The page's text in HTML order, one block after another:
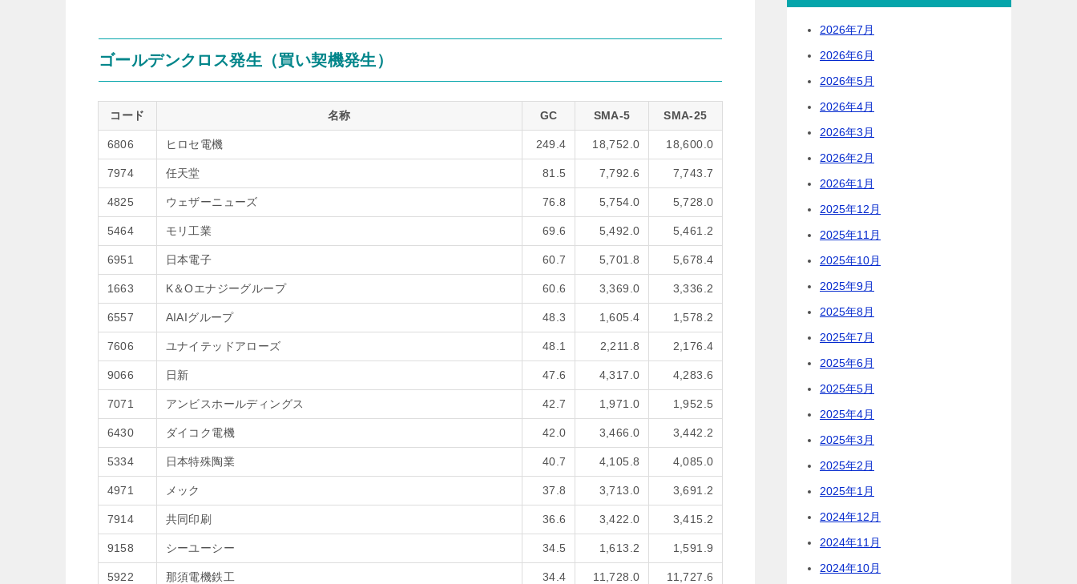
ゴールデンクロス発生（買い契機発生）
コード 名称 GC SMA-5 SMA-25
6806 ヒロセ電機 249.4 18,752.0 18,600.0
7974 任天堂 81.5 7,792.6 7,743.7
4825 ウェザーニューズ 76.8 5,754.0 5,728.0
5464 モリ工業 69.6 5,492.0 5,461.2
6951 日本電子 60.7 5,701.8 5,678.4
1663 K＆Oエナジーグループ 60.6 3,369.0 3,336.2
6557 AIAIグループ 48.3 1,605.4 1,578.2
7606 ユナイテッドアローズ 48.1 2,211.8 2,176.4
9066 日新 47.6 4,317.0 4,283.6
7071 アンビスホールディングス 42.7 1,971.0 1,952.5
6430 ダイコク電機 42.0 3,466.0 3,442.2
5334 日本特殊陶業 40.7 4,105.8 4,085.0
4971 メック 37.8 3,713.0 3,691.2
7914 共同印刷 36.6 3,422.0 3,415.2
9158 シーユーシー 34.5 1,613.2 1,591.9
5922 那須電機鉄工 34.4 11,728.0 11,727.6
2026年7月
2026年6月
2026年5月
2026年4月
2026年3月
2026年2月
2026年1月
2025年12月
2025年11月
2025年10月
2025年9月
2025年8月
2025年7月
2025年6月
2025年5月
2025年4月
2025年3月
2025年2月
2025年1月
2024年12月
2024年11月
2024年10月